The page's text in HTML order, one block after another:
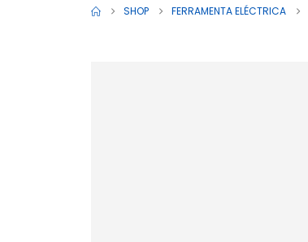
SHOP FERRAMENTA ELÉCTRICA